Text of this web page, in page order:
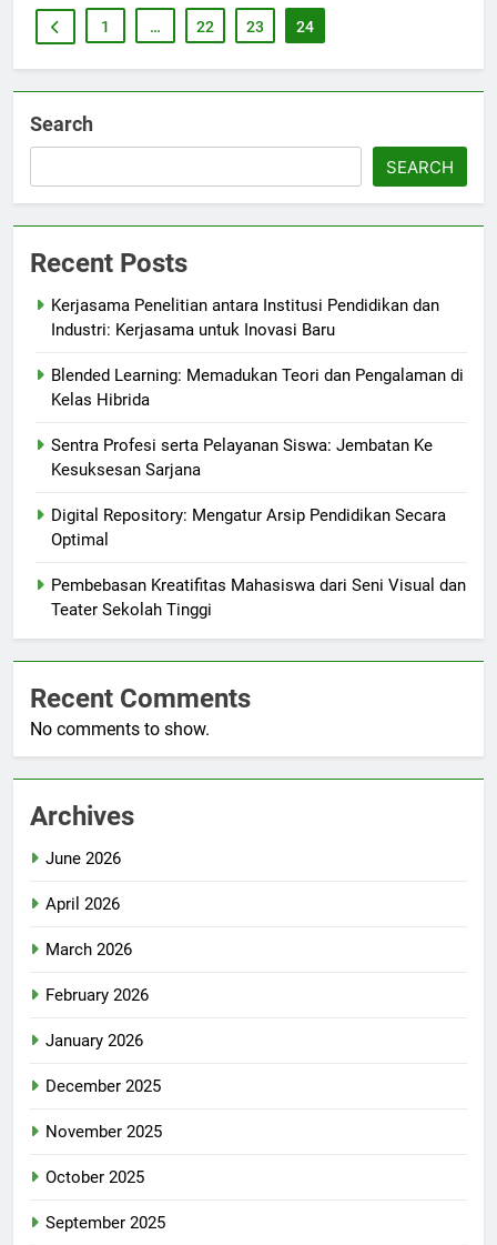
1 … 22 23 24
Search
SEARCH
Recent Posts
Kerjasama Penelitian antara Institusi Pendidikan dan
Industri: Kerjasama untuk Inovasi Baru
Blended Learning: Memadukan Teori dan Pengalaman di
Kelas Hibrida
Sentra Profesi serta Pelayanan Siswa: Jembatan Ke
Kesuksesan Sarjana
Digital Repository: Mengatur Arsip Pendidikan Secara
Optimal
Pembebasan Kreatifitas Mahasiswa dari Seni Visual dan
Teater Sekolah Tinggi
Recent Comments
No comments to show.
Archives
June 2026
April 2026
March 2026
February 2026
January 2026
December 2025
November 2025
October 2025
September 2025